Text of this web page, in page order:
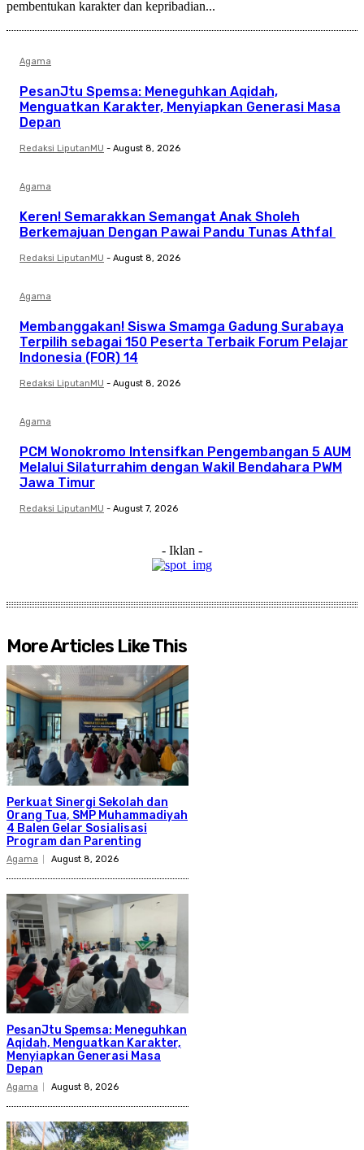
pembentukan karakter dan kepribadian...
Agama
PesanJtu Spemsa: Meneguhkan Aqidah,
Menguatkan Karakter, Menyiapkan Generasi Masa
Depan
Redaksi LiputanMU - August 8, 2026
Agama
Keren! Semarakkan Semangat Anak Sholeh
Berkemajuan Dengan Pawai Pandu Tunas Athfal
Redaksi LiputanMU - August 8, 2026
Agama
Membanggakan! Siswa Smamga Gadung Surabaya
Terpilih sebagai 150 Peserta Terbaik Forum Pelajar
Indonesia (FOR) 14
Redaksi LiputanMU - August 8, 2026
Agama
PCM Wonokromo Intensifkan Pengembangan 5 AUM
Melalui Silaturrahim dengan Wakil Bendahara PWM
Jawa Timur
Redaksi LiputanMU - August 7, 2026
- Iklan -
More Articles Like This
Perkuat Sinergi Sekolah dan
Orang Tua, SMP Muhammadiyah
4 Balen Gelar Sosialisasi
Program dan Parenting
Agama August 8, 2026
PesanJtu Spemsa: Meneguhkan
Aqidah, Menguatkan Karakter,
Menyiapkan Generasi Masa
Depan
Agama August 8, 2026